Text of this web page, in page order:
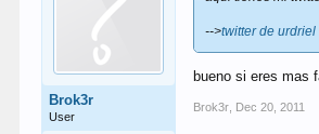
Brok3r
User
-->twitter de urdriel
bueno si eres mas
Brok3r Dec 20, 2011